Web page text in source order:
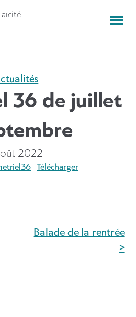
36 de juillet
2022
Télécharger
Balade de la rentrée
>